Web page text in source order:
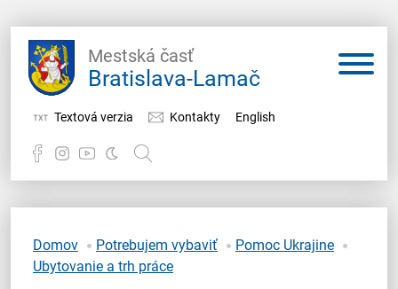
Mestská časť
Bratislava-Lamač
Textová verzia Kontakty English
Samospráva
Miestny úrad
Domov Potrebujem vybaviť
Pomoc Ukrajine
Ubytovanie a trh práce